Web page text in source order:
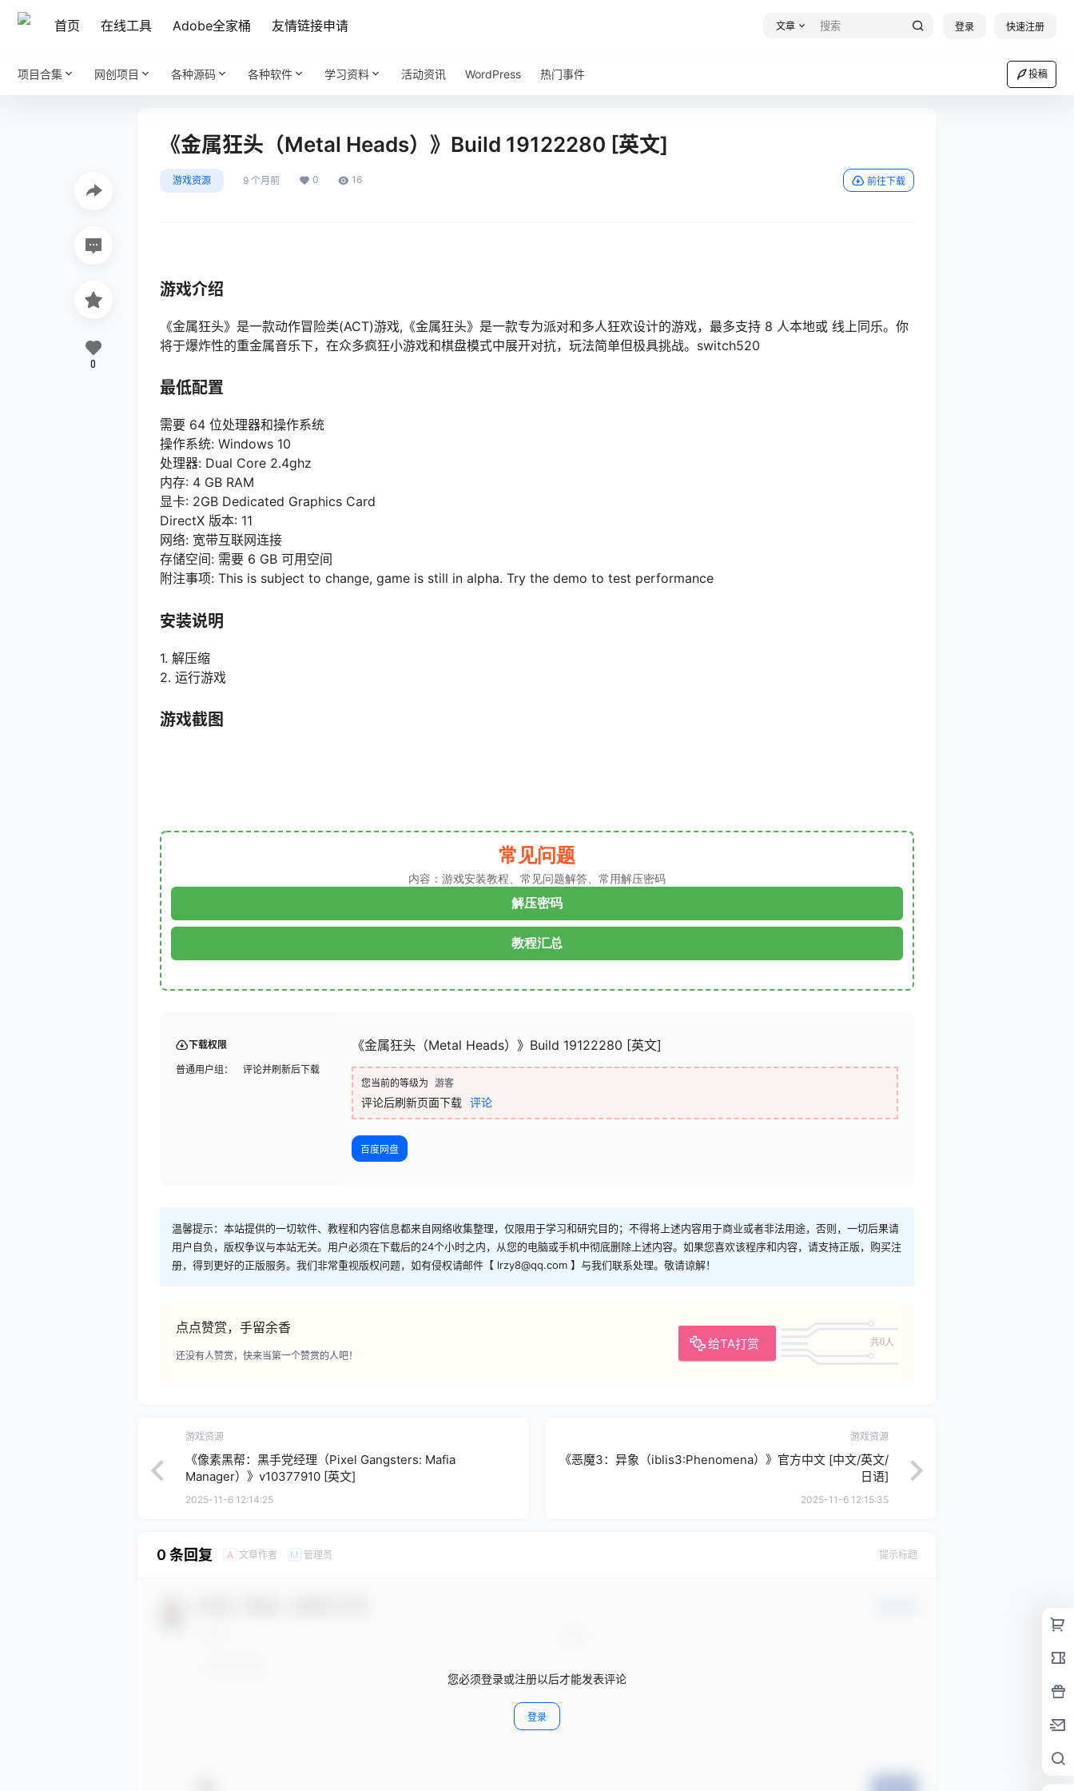
首页 在线工具 Adobe全家桶 友情链接申请 文章 登录 快速注册
项目合集 网创项目 各种源码 各种软件 学习资料 活动资讯 WordPress 热门事件 投稿
《金属狂头（Metal Heads）》Build 19122280 [英文]
游戏资源 9 个月前 0 16 前往下载
游戏介绍
《金属狂头》是一款动作冒险类(ACT)游戏,《金属狂头》是一款专为派对和多人狂欢设计的游戏，最多支持 8 人本地或 线上同乐。你
将于爆炸性的重金属音乐下，在众多疯狂小游戏和棋盘模式中展开对抗，玩法简单但极具挑战。switch520
最低配置
需要 64 位处理器和操作系统
操作系统: Windows 10
处理器: Dual Core 2.4ghz
内存: 4 GB RAM
显卡: 2GB Dedicated Graphics Card
DirectX 版本: 11
网络: 宽带互联网连接
存储空间: 需要 6 GB 可用空间
附注事项: This is subject to change, game is still in alpha. Try the demo to test performance
安装说明
1. 解压缩
2. 运行游戏
游戏截图
常见问题
内容：游戏安装教程、常见问题解答、常用解压密码
解压密码
教程汇总
下载权限
普通用户组： 评论并刷新后下载
《金属狂头（Metal Heads）》Build 19122280 [英文]
您当前的等级为 游客
评论后刷新页面下载 评论
百度网盘
温馨提示：本站提供的一切软件、教程和内容信息都来自网络收集整理，仅限用于学习和研究目的；不得将上述内容用于商业或者非法用途，否则，一切后果请
用户自负，版权争议与本站无关。用户必须在下载后的24个小时之内，从您的电脑或手机中彻底删除上述内容。如果您喜欢该程序和内容，请支持正版，购买注
册，得到更好的正版服务。我们非常重视版权问题，如有侵权请邮件【 lrzy8@qq.com 】与我们联系处理。敬请谅解！
点点赞赏，手留余香
给TA打赏 共0人
还没有人赞赏，快来当第一个赞赏的人吧！
0
游戏资源
《像素黑帮：黑手党经理（Pixel Gangsters: Mafia
Manager）》v10377910 [英文]
2025-11-6 12:14:25
游戏资源
《恶魔3：异象（iblis3:Phenomena）》官方中文 [中文/英文/
日语]
2025-11-6 12:15:35
0 条回复 A 文章作者 M 管理员 提示标题
您必须登录或注册以后才能发表评论
登录